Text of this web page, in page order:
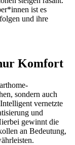
ist es
und ihre
Komfort
sondern auch
vernetzte
und
gewinnt die
an Bedeutung,